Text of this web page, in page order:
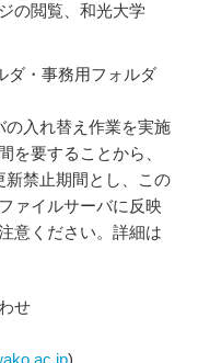
の閲覧、和光大学
ダ・事務用フォルダ
の入れ替え作業を実施
を要することから、
禁止期間とし、この
ァイルサーバに反映
意ください。詳細は
せ